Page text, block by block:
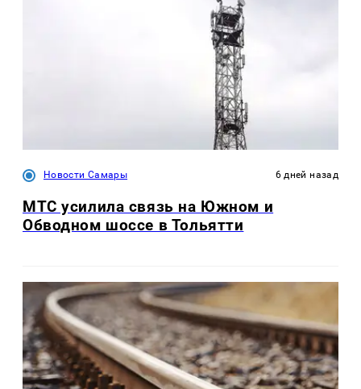
Новости Самары 6 дней назад
МТС усилила связь на Южном и
Обводном шоссе в Тольятти